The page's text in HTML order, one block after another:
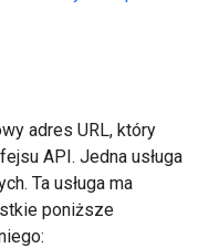
adres URL, który
API. Jedna usługa
Ta usługa ma
poniższe